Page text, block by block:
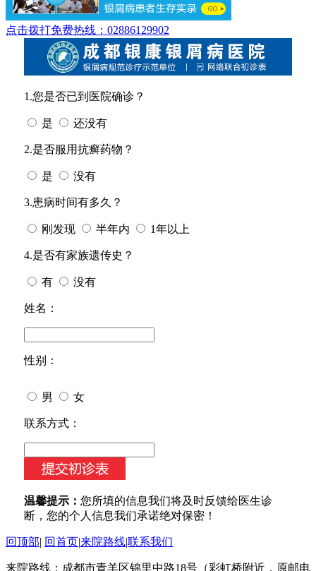
点击拨打免费热线：02886129902
1.您是否已到医院确诊？
是 还没有
2.是否服用抗癣药物？
是 没有
3.患病时间有多久？
刚发现 半年内 1年以上
4.是否有家族遗传史？
有 没有
姓名：
性别：
男 女
今天日期：
联系方式：
温馨提示： 您所填的信息我们将及时反馈给医生诊
断，您的个人信息我们承诺绝对保密！
回顶部| 回首页|来院路线|联系我们
来院路线：成都市青羊区锦里中路18号（彩虹桥附近，原邮电